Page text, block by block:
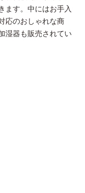
ます。中にはお手入
応のおしゃれな商
湿器も販売されてい